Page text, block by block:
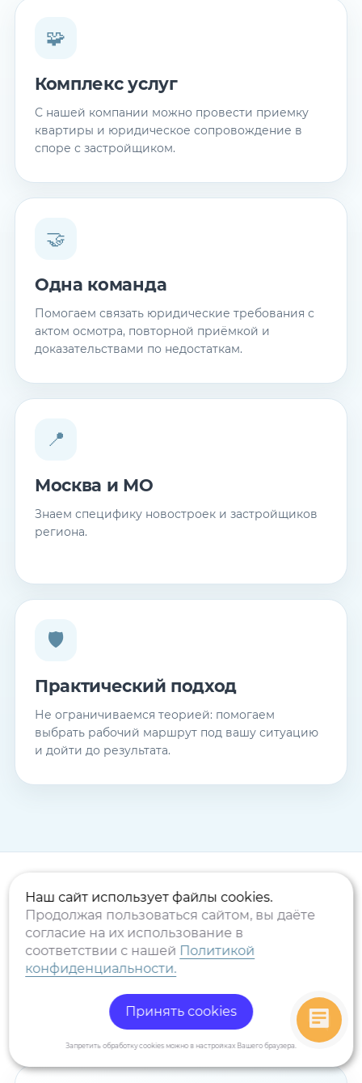
🧩
Комплекс услуг
С нашей компании можно провести приемку
квартиры и юридическое сопровождение в
споре с застройщиком.
🤝
Одна команда
Помогаем связать юридические требования с
актом осмотра, повторной приёмкой и
доказательствами по недостаткам.
📍
Москва и МО
Знаем специфику новостроек и застройщиков
региона.
🛡
Практический подход
Не ограничиваемся теорией: помогаем
выбрать рабочий маршрут под вашу ситуацию
и дойти до результата.
Судебные кейсы
Примеры ситуаций, в которых юридическое
сопровождение строится вокруг просрочки
передачи квартиры, строительных недостатков
и комплексных споров с застройщиком.
Наш сайт использует файлы cookies.
Продолжая пользоваться сайтом, вы даёте
согласие на их использование в
соответствии с нашей Политикой
конфиденциальности.
Принять cookies
Запретить обработку cookies можно в настройках Вашего браузера.